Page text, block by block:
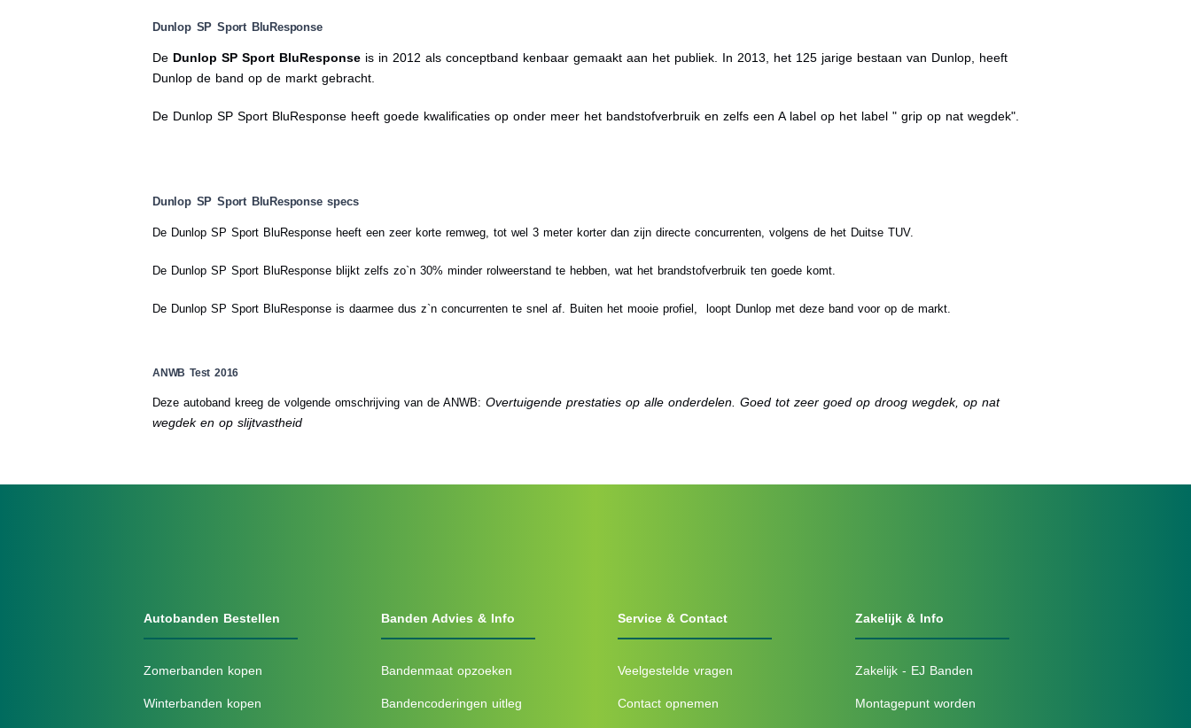
Dunlop SP Sport BluResponse
De Dunlop SP Sport BluResponse is in 2012 als conceptband kenbaar gemaakt aan het publiek. In 2013, het 125 jarige bestaan van Dunlop, heeft
Dunlop de band op de markt gebracht.
De Dunlop SP Sport BluResponse heeft goede kwalificaties op onder meer het bandstofverbruik en zelfs een A label op het label " grip op nat wegdek".
Dunlop SP Sport BluResponse specs
De Dunlop SP Sport BluResponse heeft een zeer korte remweg, tot wel 3 meter korter dan zijn directe concurrenten, volgens de het Duitse TUV.
De Dunlop SP Sport BluResponse blijkt zelfs zo`n 30% minder rolweerstand te hebben, wat het brandstofverbruik ten goede komt.
De Dunlop SP Sport BluResponse is daarmee dus z`n concurrenten te snel af. Buiten het mooie profiel, loopt Dunlop met deze band voor op de markt.
ANWB Test 2016
Deze autoband kreeg de volgende omschrijving van de ANWB: Overtuigende prestaties op alle onderdelen. Goed tot zeer goed op droog wegdek, op nat
wegdek en op slijtvastheid
Autobanden Bestellen
Zomerbanden kopen
Winterbanden kopen
Banden Advies & Info
Bandenmaat opzoeken
Bandencoderingen uitleg
Service & Contact
Veelgestelde vragen
Contact opnemen
Zakelijk & Info
Zakelijk - EJ Banden
Montagepunt worden